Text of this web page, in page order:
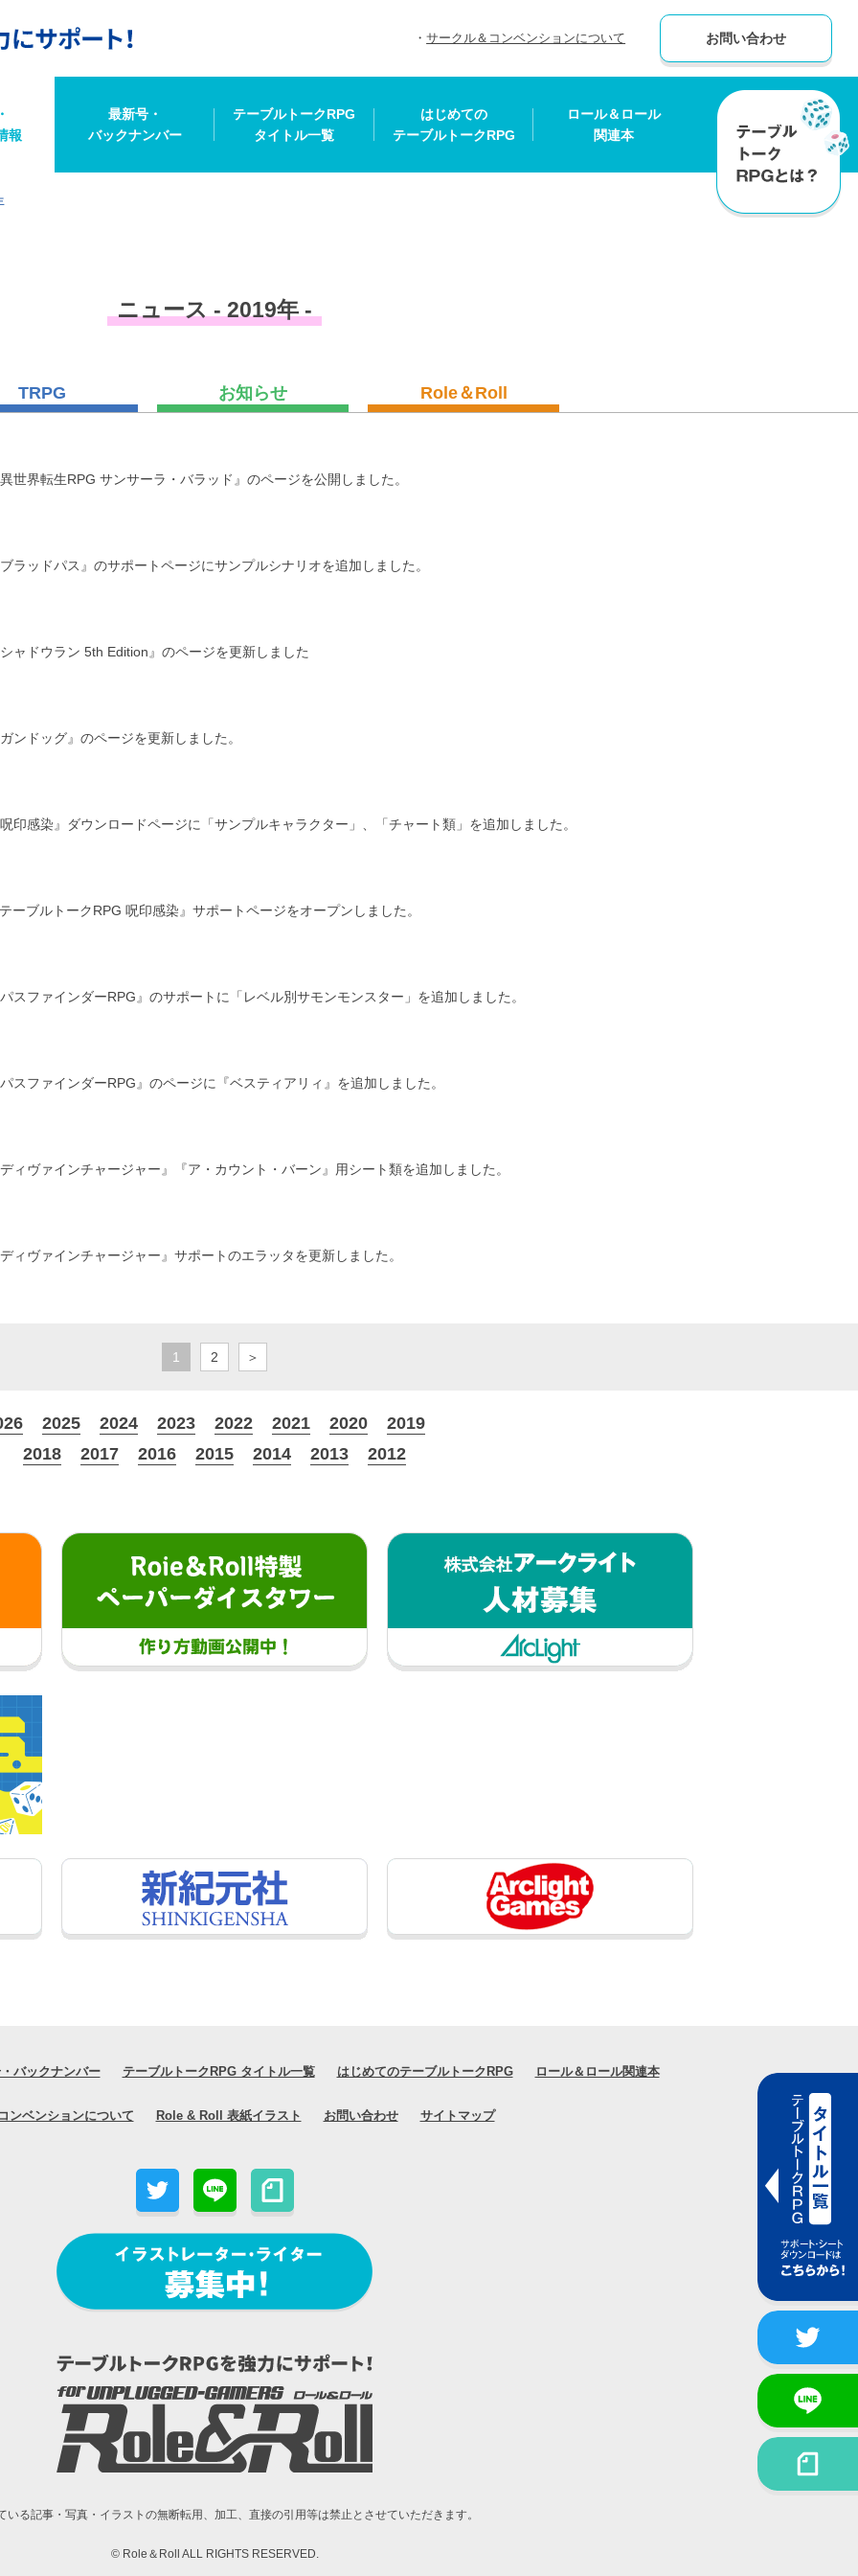
サークル＆コンベンションについて お問い合わせ
報
最新号・
バックナンバー
テーブルトークRPG
タイトル一覧
はじめての
テーブルトークRPG
ロール＆ロール
関連本
ニュース - 2019年 -
TRPG お知らせ Role＆Roll
世界転生RPG サンサーラ・バラッド』のページを公開しました。
ラッドパス』のサポートページにサンプルシナリオを追加しました。
ャドウラン 5th Edition』のページを更新しました
ンドッグ』のページを更新しました。
印感染』ダウンロードページに「サンプルキャラクター」、「チャート類」を追加しました。
ーブルトークRPG 呪印感染』サポートページをオープンしました。
スファインダーRPG』のサポートに「レベル別サモンモンスター」を追加しました。
スファインダーRPG』のページに『ベスティアリィ』を追加しました。
ィヴァインチャージャー』『ア・カウント・バーン』用シート類を追加しました。
ィヴァインチャージャー』サポートのエラッタを更新しました。
1 2 ＞
2025 2024 2023 2022 2021 2020
2019
2018
2017 2016 2015 2014 2013 2012
バックナンバー テーブルトークRPG タイトル一覧 はじめてのテーブルトークRPG ロール＆ロール関連本
ンベンションについて Role & Roll 表紙イラスト お問い合わせ サイトマップ
いる記事・写真・イラストの無断転用、加工、 直接の引用等は禁止とさせていただきます。
© Role＆Roll ALL RIGHTS RESERVED.